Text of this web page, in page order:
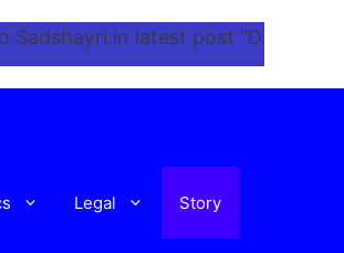
latest post "Dil Ne Tera
Legal Story